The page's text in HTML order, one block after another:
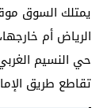
يمتلك السوق
الرياض أم
حي النسيم
تقاطع طريق